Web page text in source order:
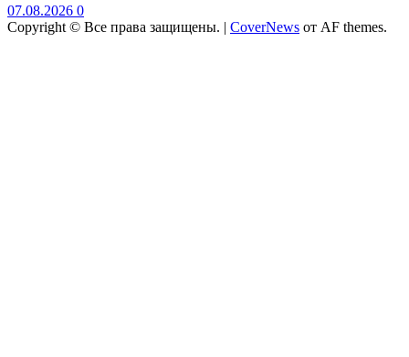
07.08.2026 0
Copyright © Все права защищены. | CoverNews от AF themes.